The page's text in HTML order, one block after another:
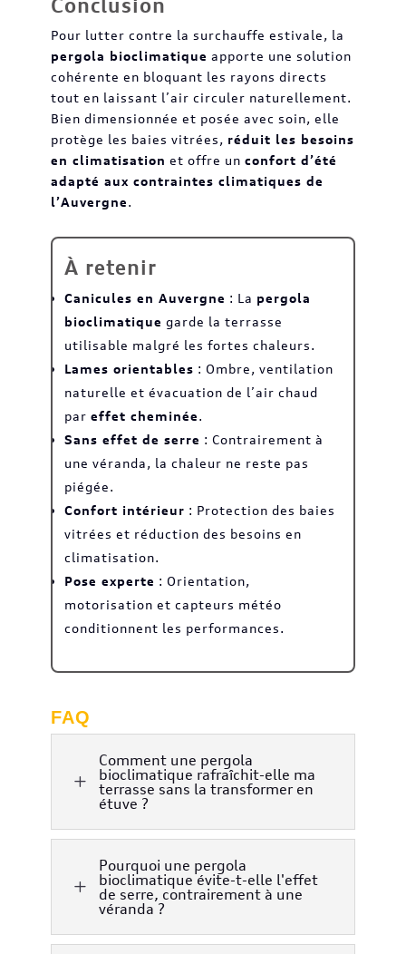
Pour lutter contre la surchauffe estivale, la
pergola bioclimatique apporte une solution
cohérente en bloquant les rayons directs
tout en laissant l’air circuler naturellement.
Bien dimensionnée et posée avec soin, elle
protège les baies vitrées, réduit les besoins
en climatisation et offre un confort d’été
adapté aux contraintes climatiques de
l’Auvergne.
À retenir
Canicules en Auvergne : La pergola
bioclimatique garde la terrasse
utilisable malgré les fortes chaleurs.
Lames orientables : Ombre, ventilation
naturelle et évacuation de l’air chaud
par effet cheminée.
Sans effet de serre : Contrairement à
une véranda, la chaleur ne reste pas
piégée.
Confort intérieur : Protection des baies
vitrées et réduction des besoins en
climatisation.
Pose experte : Orientation,
motorisation et capteurs météo
conditionnent les performances.
FAQ
L
Comment une pergola
bioclimatique rafraîchit-elle ma
terrasse sans la transformer en
étuve ?
L
Pourquoi une pergola
bioclimatique évite-t-elle l'effet
de serre, contrairement à une
véranda ?